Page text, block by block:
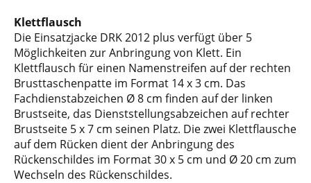
Klettflausch
Die Einsatzjacke DRK 2012 plus verfügt über 5
Möglichkeiten zur Anbringung von Klett. Ein
Klettflausch für einen Namenstreifen auf der rechten
Brusttaschenpatte im Format 14 x 3 cm. Das
Fachdienstabzeichen Ø 8 cm finden auf der linken
Brustseite, das Dienststellungsabzeichen auf rechter
Brustseite 5 x 7 cm seinen Platz. Die zwei Klettflausche
auf dem Rücken dient der Anbringung des
Rückenschildes im Format 30 x 5 cm und Ø 20 cm zum
Wechseln des Rückenschildes.